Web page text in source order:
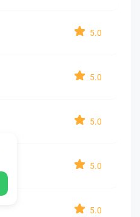
5.0
5.0
5.0
5.0
5.0